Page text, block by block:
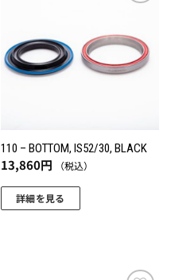
りに
追加
110 – BOTTOM, IS52/30, BLACK
13,860円 （税込）
詳細を見る